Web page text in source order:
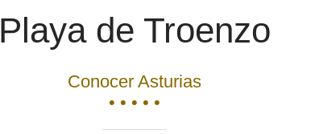
Playa de Troenzo
Conocer Asturias
• • • • •